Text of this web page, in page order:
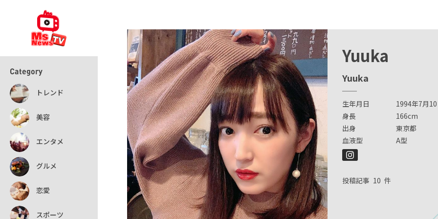
Category
トレンド
美容
エンタメ
グルメ
恋愛
スポーツ
Yuuka
Yuuka
生年月日
1994年7月
身長
166cm
出身
東京都
血液型
A型
投稿記事 10 件